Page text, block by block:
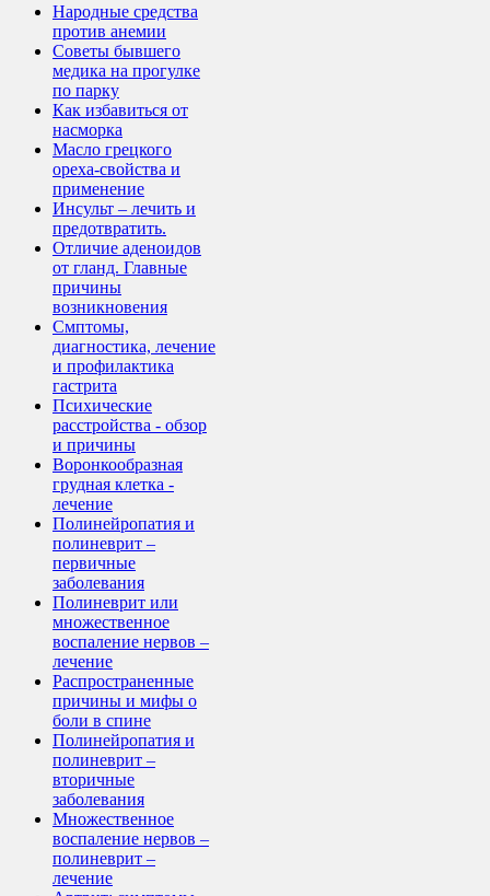
Народные средства
против анемии
Советы бывшего
медика на прогулке
по парку
Как избавиться от
насморка
Масло грецкого
ореха-свойства и
применение
Инсульт – лечить и
предотвратить.
Отличие аденоидов
от гланд. Главные
причины
возникновения
Смптомы,
диагностика, лечение
и профилактика
гастрита
Психические
расстройства - обзор
и причины
Воронкообразная
грудная клетка -
лечение
Полинейропатия и
полиневрит –
первичные
заболевания
Полиневрит или
множественное
воспаление нервов –
лечение
Распространенные
причины и мифы о
боли в спине
Полинейропатия и
полиневрит –
вторичные
заболевания
Множественное
воспаление нервов –
полиневрит –
лечение